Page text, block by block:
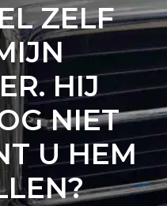
ZELF
HIJ
NIET
U HEM